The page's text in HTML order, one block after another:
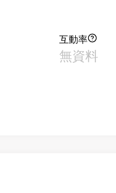
互動率
無資料